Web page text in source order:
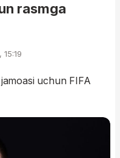
rasmga
uchun FIFA